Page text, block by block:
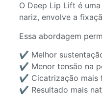
O Deep Lip Lift é
nariz, envolve a
Essa abordagem
✔️ Melhor
✔️ Menor tensão na
✔️ Cicatrização mais
✔️ Resultado mais